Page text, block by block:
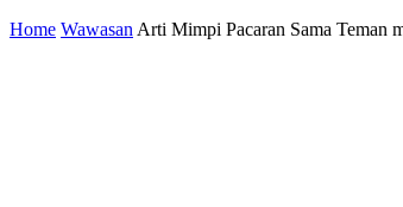
Home Wawasan Arti Mimpi Pacaran Sama Teman